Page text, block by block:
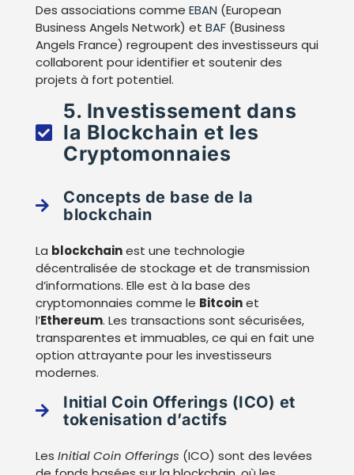
Des associations comme EBAN (European
Business Angels Network) et BAF (Business
Angels France) regroupent des investisseurs qui
collaborent pour identifier et soutenir des
projets à fort potentiel.
5. Investissement dans
la Blockchain et les
Cryptomonnaies
Concepts de base de la
blockchain
La blockchainest une technologie
décentralisée de stockage et de transmission
d’informations. Elle est à la base des
cryptomonnaies comme le Bitcoinet
l’Ethereum. Les transactions sont sécurisées,
transparentes et immuables, ce qui en fait une
option attrayante pour les investisseurs
modernes.
Initial Coin Offerings (ICO) et
tokenisation d’actifs
Les Initial Coin Offerings (ICO) sont des levées